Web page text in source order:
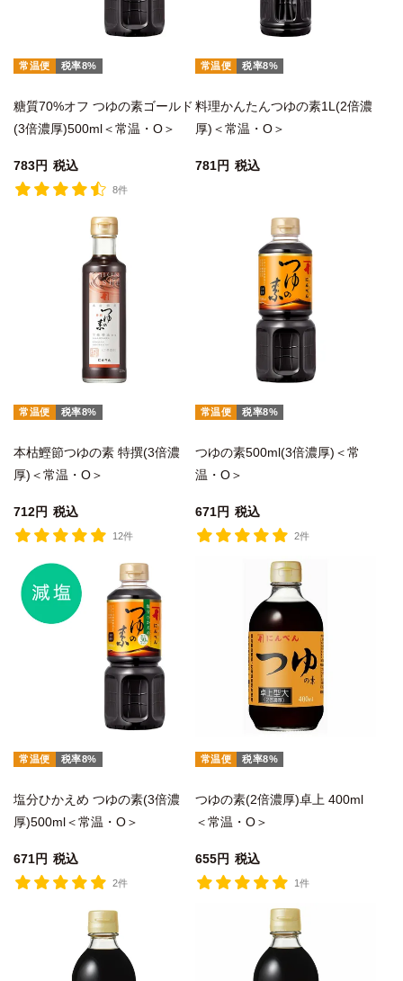
常温便 税率8%
糖質70%オフ つゆの素ゴールド
(3倍濃厚)500ml＜常温・O＞
783 税込
8件
常温便 税率8%
料理かんたんつゆの素1L(2倍濃
厚)＜常温・O＞
781 税込
常温便 税率8%
本枯鰹節つゆの素 特撰(3倍濃
厚)＜常温・O＞
712 税込
12件
常温便 税率8%
つゆの素500ml(3倍濃厚)＜常
温・O＞
671 税込
2件
常温便 税率8%
塩分ひかえめ つゆの素(3倍濃
厚)500ml＜常温・O＞
671 税込
2件
常温便 税率8%
つゆの素(2倍濃厚)卓上 400ml
＜常温・O＞
655 税込
1件